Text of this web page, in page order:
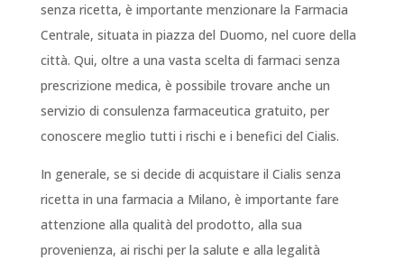
senza ricetta, è importante menzionare la Farmacia
Centrale, situata in piazza del Duomo, nel cuore della
città. Qui, oltre a una vasta scelta di farmaci senza
prescrizione medica, è possibile trovare anche un
servizio di consulenza farmaceutica gratuito, per
conoscere meglio tutti i rischi e i benefici del Cialis.
In generale, se si decide di acquistare il Cialis senza
ricetta in una farmacia a Milano, è importante fare
attenzione alla qualità del prodotto, alla sua
provenienza, ai rischi per la salute e alla legalità